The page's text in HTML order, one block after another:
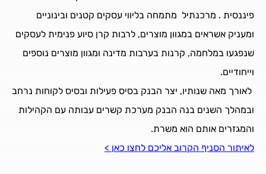
פיננסית . מרכנתיל מתמחה בליווי עסקים קטנים ובינוניים
ומעניק אשראים במגוון מוצרים, לרבות קרן סיוע פנימית לעסקים
שנפגעו במלחמה, קרנות בערבות מדינה ומגוון מוצרים נוספים
וייחודיים.
לאורך מאה שנותיו, יצר הבנק בסיס פעילות ובסיס לקוחות נרחב
ובמהלך השנים בנה הבנק מערכת קשרים עבותה עם הקהילות
והמגזרים אותם הוא משרת.
לאיתור הסניף הקרוב אליכם לחצו כאן >